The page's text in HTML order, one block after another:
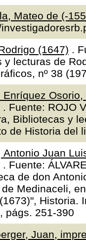
Mateo de (-
(1647) .
y lecturas de
nº 38
Enríquez
. Fuente: ROJO
Bibliotecas y
de Historia del
Antonio Juan
. Fuente:
de don
Medinaceli,
Historia.
págs. 251-390
Juan,